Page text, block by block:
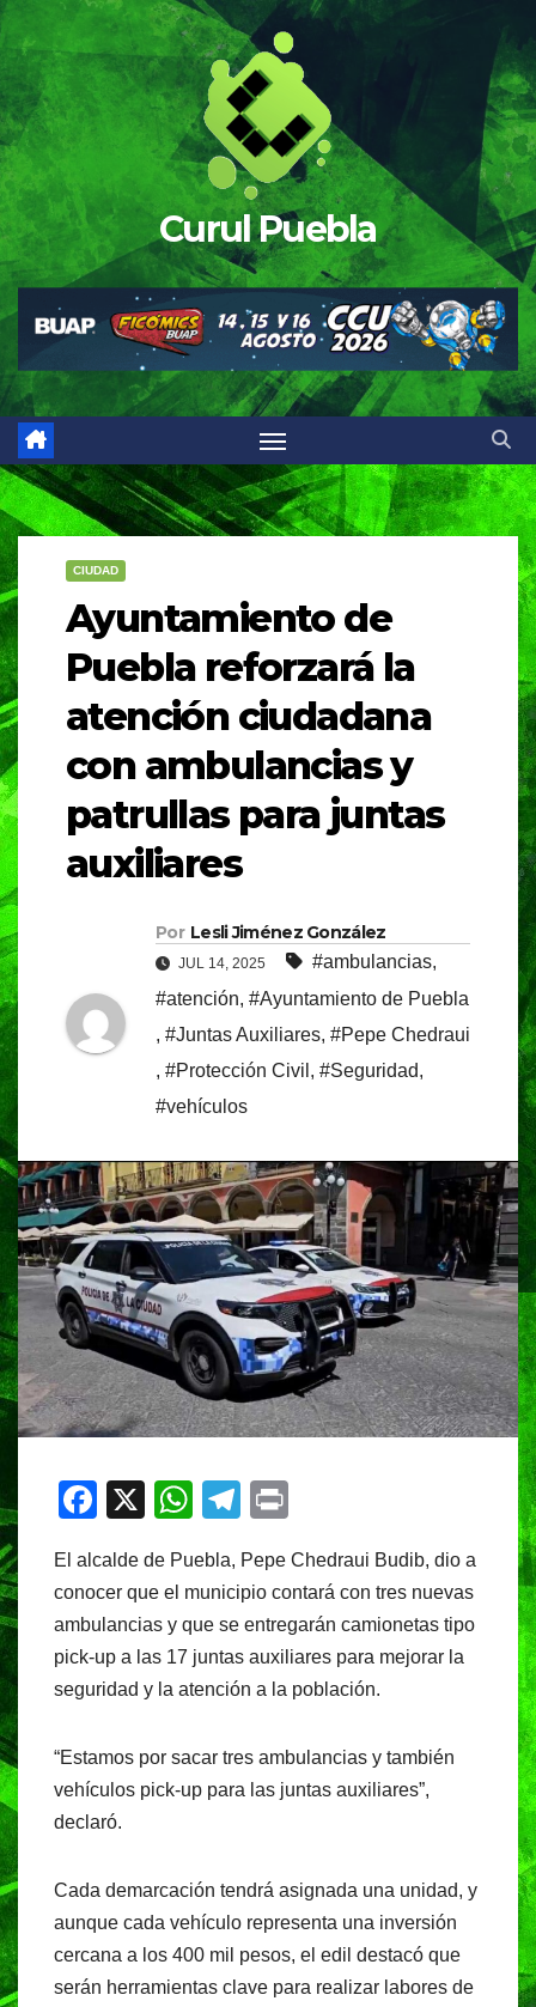
Saltar
al
contenido
Curul Puebla
CIUDAD
Ayuntamiento de
Puebla reforzará la
atención ciudadana
con ambulancias y
patrullas para juntas
auxiliares
Por Lesli Jiménez González
JUL 14, 2025 #ambulancias,
#atención, #Ayuntamiento de Puebla
, #Juntas Auxiliares, #Pepe Chedraui
, #Protección Civil , #Seguridad,
#vehículos
F
c
e
b
o
k
X
W
at
s
A
p
T
e
gr
a
m
t
El alcalde de Puebla, Pepe Chedraui Budib, dio a
conocer que el municipio contará con tres nuevas
ambulancias y que se entregarán camionetas tipo
pick-up a las 17 juntas auxiliares para mejorar la
seguridad y la atención a la población.
“Estamos por sacar tres ambulancias y también
vehículos pick-up para las juntas auxiliares”,
declaró.
Cada demarcación tendrá asignada una unidad, y
aunque cada vehículo representa una inversión
cercana a los 400 mil pesos, el edil destacó que
serán herramientas clave para realizar labores de